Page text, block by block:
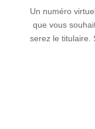
Un numéro
que vous
serez le titulaire.